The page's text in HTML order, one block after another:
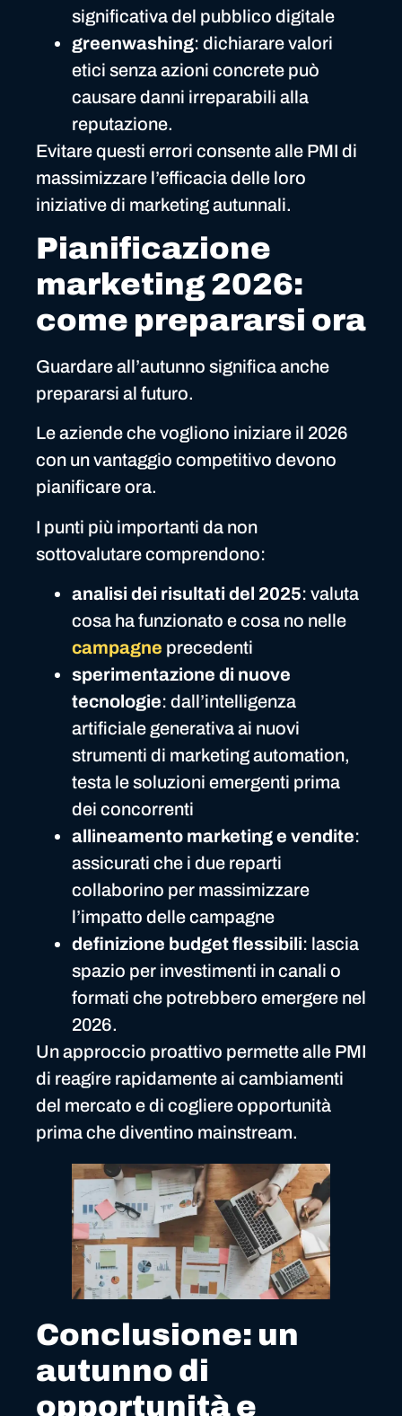
significativa del pubblico digitale
greenwashing: dichiarare valori
etici senza azioni concrete può
causare danni irreparabili alla
reputazione.
Evitare questi errori consente alle PMI di
massimizzare l’efficacia delle loro
iniziative di marketing autunnali.
Pianificazione
marketing 2026:
come prepararsi ora
Guardare all’autunno significa anche
prepararsi al futuro.
Le aziende che vogliono iniziare il 2026
con un vantaggio competitivo devono
pianificare ora.
I punti più importanti da non
sottovalutare comprendono:
analisi dei risultati del 2025: valuta
cosa ha funzionato e cosa no nelle
campagne precedenti
sperimentazione di nuove
tecnologie: dall’intelligenza
artificiale generativa ai nuovi
strumenti di marketing automation,
testa le soluzioni emergenti prima
dei concorrenti
allineamento marketing e vendite:
assicurati che i due reparti
collaborino per massimizzare
l’impatto delle campagne
definizione budget flessibili: lascia
spazio per investimenti in canali o
formati che potrebbero emergere nel
2026.
Un approccio proattivo permette alle PMI
di reagire rapidamente ai cambiamenti
del mercato e di cogliere opportunità
prima che diventino mainstream.
Conclusione: un
autunno di
opportunità e